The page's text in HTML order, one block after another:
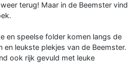
terug! Maar in de Beemster vind
en speelse folder komen langs de
leukste plekjes van de Beemster.
ook rijk gevuld met leuke